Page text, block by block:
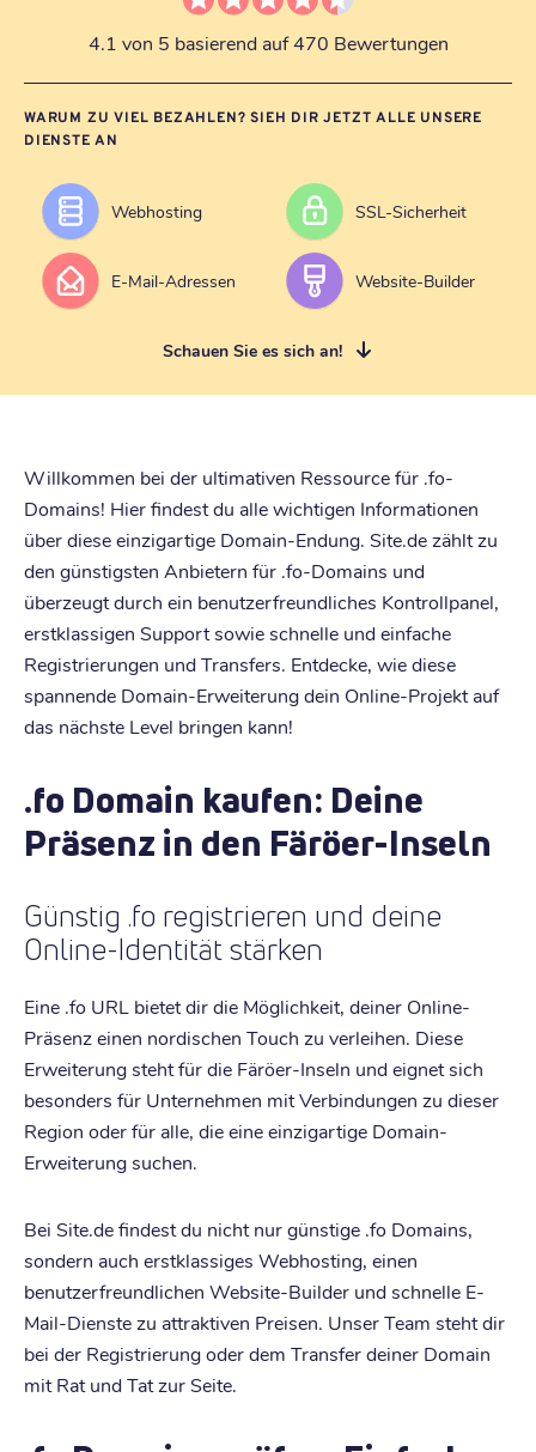
4.1 von 5 basierend auf 470 Bewertungen
WARUM ZU VIEL BEZAHLEN? SIEH DIR JETZT ALLE UNSERE
DIENSTE AN
Webhosting SSL-Sicherheit
E-Mail-Adressen Website-Builder
Schauen Sie es sich an!
Willkommen bei der ultimativen Ressource für .fo-
Domains! Hier findest du alle wichtigen Informationen
über diese einzigartige Domain-Endung. Site.de zählt zu
den günstigsten Anbietern für .fo-Domains und
überzeugt durch ein benutzerfreundliches Kontrollpanel,
erstklassigen Support sowie schnelle und einfache
Registrierungen und Transfers. Entdecke, wie diese
spannende Domain-Erweiterung dein Online-Projekt auf
das nächste Level bringen kann!
.fo Domain kaufen: Deine
Präsenz in den Färöer-Inseln
Günstig .fo registrieren und deine
Online-Identität stärken
Eine .fo URL bietet dir die Möglichkeit, deiner Online-
Präsenz einen nordischen Touch zu verleihen. Diese
Erweiterung steht für die Färöer-Inseln und eignet sich
besonders für Unternehmen mit Verbindungen zu dieser
Region oder für alle, die eine einzigartige Domain-
Erweiterung suchen.
Bei Site.de findest du nicht nur günstige .fo Domains,
sondern auch erstklassiges Webhosting, einen
benutzerfreundlichen Website-Builder und schnelle E-
Mail-Dienste zu attraktiven Preisen. Unser Team steht dir
bei der Registrierung oder dem Transfer deiner Domain
mit Rat und Tat zur Seite.